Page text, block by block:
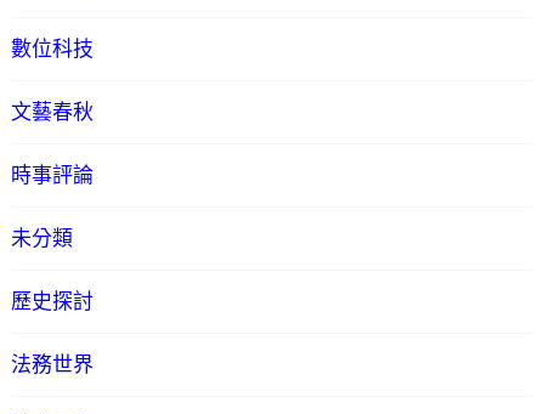
數位科技
文藝春秋
時事評論
未分類
歷史探討
法務世界